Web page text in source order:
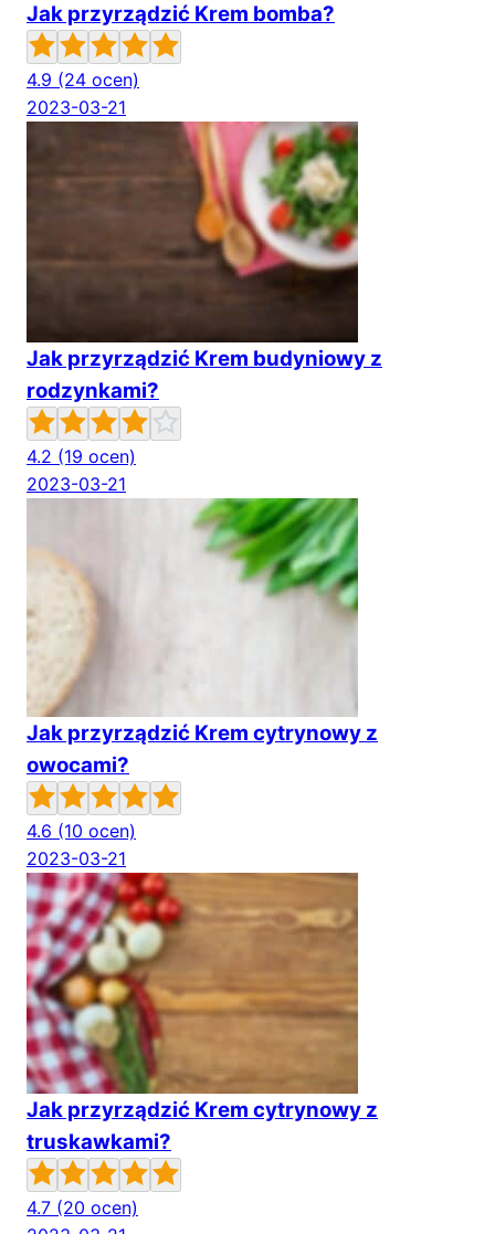
Jak przyrządzić Krem bomba?
4.9 (24 ocen)
2023-03-21
Jak przyrządzić Krem budyniowy z
rodzynkami?
4.2 (19 ocen)
2023-03-21
Jak przyrządzić Krem cytrynowy z
owocami?
4.6 (10 ocen)
2023-03-21
Jak przyrządzić Krem cytrynowy z
truskawkami?
4.7 (20 ocen)